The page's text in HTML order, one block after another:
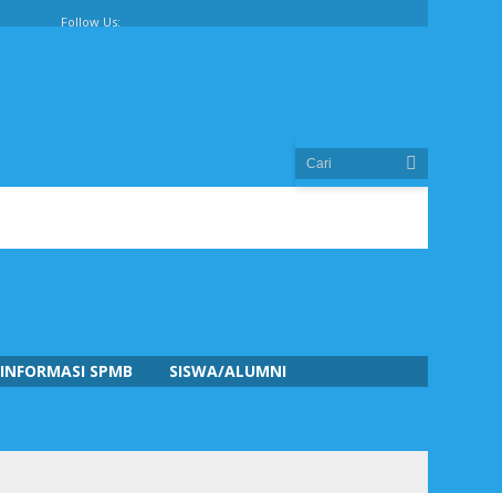
Follow Us:
INFORMASI SPMB SISWA/ALUMNI